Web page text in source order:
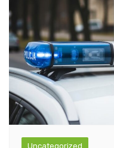
Uncategorized